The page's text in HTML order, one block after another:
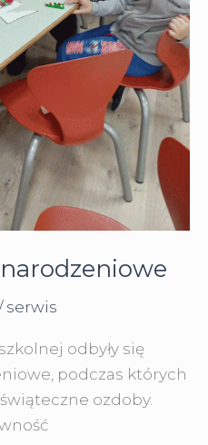
serwis
odbyły się
podczas których
ozdoby.